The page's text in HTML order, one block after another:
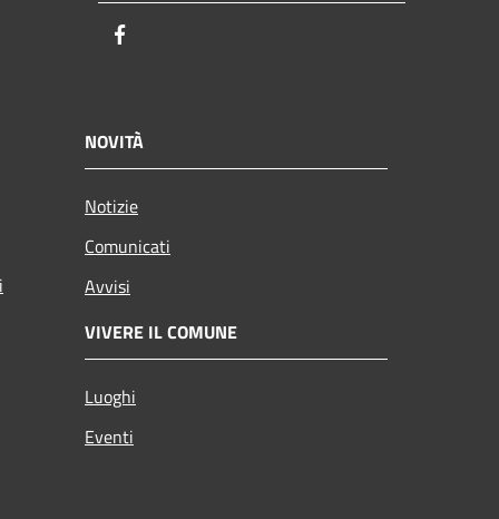
NOVITÀ
Notizie
Comunicati
Avvisi
VIVERE IL COMUNE
Luoghi
Eventi